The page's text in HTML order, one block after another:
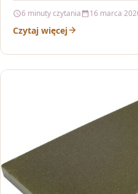
6 minuty czytania 16 marca
Czytaj więcej